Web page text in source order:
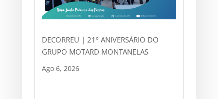
DECORREU | 21º ANIVERSÁRIO DO
GRUPO MOTARD MONTANELAS
Ago 6, 2026